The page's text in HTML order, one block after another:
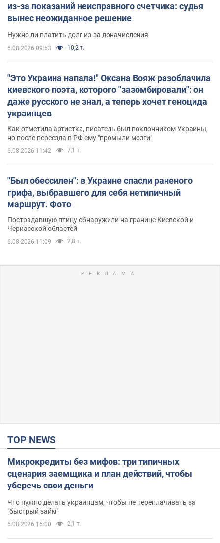
из-за показаний неисправного счетчика: судья
вынес неожиданное решение
Нужно ли платить долг из-за доначисления
6.08.2026 09:53 10,2 т.
"Это Украина напала!" Оксана Вояж разоблачила
киевского поэта, которого "зазомбировали": он
даже русского не знал, а теперь хочет геноцида
украинцев
Как отметила артистка, писатель был поклонником Украины,
но после переезда в РФ ему "промыли мозги"
6.08.2026 11:42 7,1 т.
"Был обессилен": в Украине спасли раненого
грифа, выбравшего для себя нетипичный
маршрут. Фото
Пострадавшую птицу обнаружили на границе Киевской и
Черкасской областей
6.08.2026 11:09 2,8 т.
TOP NEWS
Микрокредиты без мифов: три типичных
сценария заемщика и план действий, чтобы
уберечь свои деньги
Что нужно делать украинцам, чтобы не переплачивать за
"быстрый займ"
6.08.2026 16:00 2,1 т.